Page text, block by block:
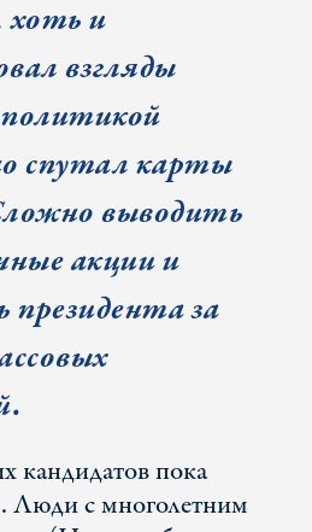
хоть и
взгляды
спутал карты
выводить
акции и
за
кандидатов пока
Люди с многолетним